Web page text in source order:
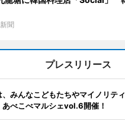
聞
プレスリリース
、みんなこどもたちやマイノリテ
べこべマルシェvol.6開催！